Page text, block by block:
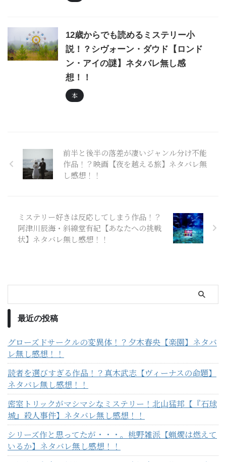
12歳からでも読めるミステリー小
説！？シヴォーン・ダウド【ロンド
ン・アイの謎】ネタバレ無し感
想！！
本
前半と後半の落差が凄いジャンル分け不能
作品！？映画【夜を越える旅】ネタバレ無
し感想！！
ミステリー好きは反応してしまう作品！？
阿津川辰海・斜線堂有紀【あなたへの挑戦
状】ネタバレ無し感想！！
最近の投稿
グローズドサークルの変異体！？夕木春央【楽園】ネタバ
レ無し感想！！
読者を選びすぎる作品！？真木武志【ヴィーナスの命題】
ネタバレ無し感想！！
密室トリックがマシマシなミステリー！北山猛邦【『石球
城』殺人事件】ネタバレ無し感想！！
シリーズ作と思ってたが・・・。桃野雑派【蝋燭は燃えて
いるか】ネタバレ無し感想！！